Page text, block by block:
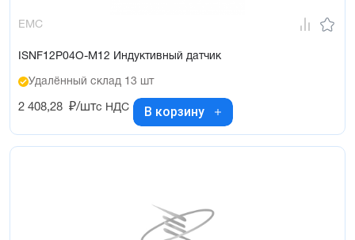
EMC
ISNF12P04O-M12 Индуктивный датчик
Удалённый склад 13 шт
2 408,28 ₽/штс НДС В корзину